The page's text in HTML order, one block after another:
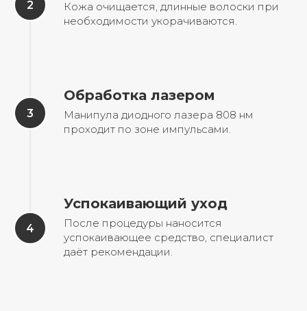
Кожа очищается, длинные волоски при
необходимости укорачиваются.
Обработка лазером
Манипула диодного лазера 808 нм
проходит по зоне импульсами.
Успокаивающий уход
После процедуры наносится
успокаивающее средство, специалист
даёт рекомендации.